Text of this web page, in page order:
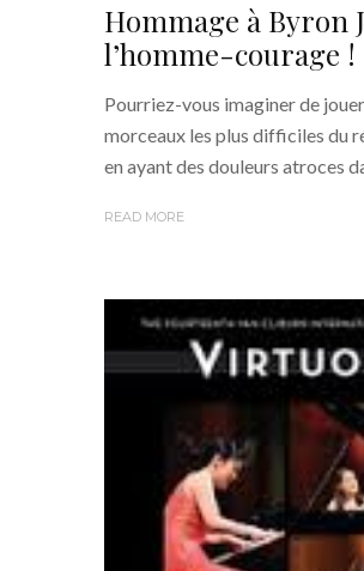
Hommage à Byron
l’homme-courage !
Pourriez-vous imaginer de
morceaux les plus difficiles du
en ayant des douleurs atroces
READ MORE